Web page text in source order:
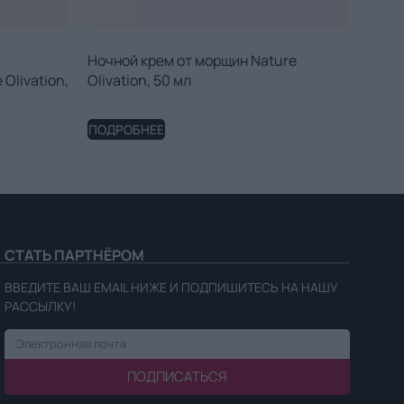
Olivation,
Ночной крем от морщин Nature
Olivation, 50 мл
ПОДРОБНЕЕ
СТАТЬ ПАРТНЁРОМ
ВВЕДИТЕ ВАШ EMAIL НИЖЕ И ПОДПИШИТЕСЬ НА НАШУ
РАССЫЛКУ!
ПОДПИСАТЬСЯ